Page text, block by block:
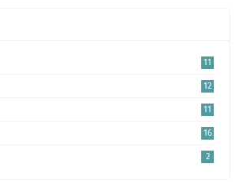
11
12
11
16
2